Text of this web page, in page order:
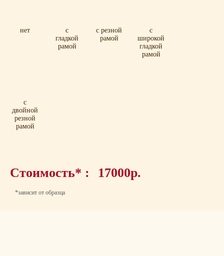
нет
с
гладкой
рамой
с резной
рамой
с
широкой
гладкой
рамой
с
двойной
резной
рамой
Стоимость* : 17000р.
*зависит от образца